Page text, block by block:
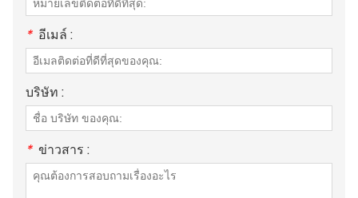
* อีเมล์ :
บริษัท :
* ข่าวสาร :